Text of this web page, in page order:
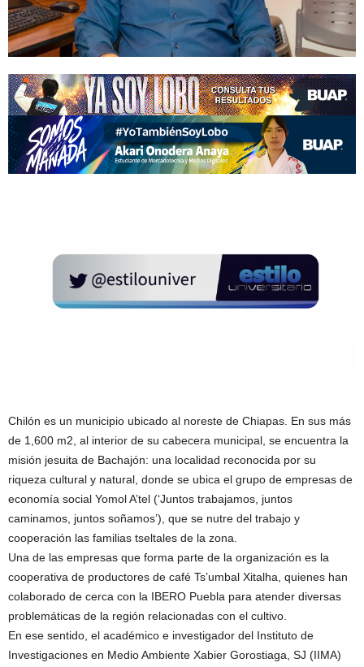
Chilón es un municipio ubicado al noreste de Chiapas. En sus más
de 1,600 m2, al interior de su cabecera municipal, se encuentra la
misión jesuita de Bachajón: una localidad reconocida por su
riqueza cultural y natural, donde se ubica el grupo de empresas de
economía social Yomol A’tel (‘Juntos trabajamos, juntos
caminamos, juntos soñamos’), que se nutre del trabajo y
cooperación las familias tseltales de la zona.
Una de las empresas que forma parte de la organización es la
cooperativa de productores de café Ts’umbal Xitalha, quienes han
colaborado de cerca con la IBERO Puebla para atender diversas
problemáticas de la región relacionadas con el cultivo.
En ese sentido, el académico e investigador del Instituto de
Investigaciones en Medio Ambiente Xabier Gorostiaga, SJ (IIMA)